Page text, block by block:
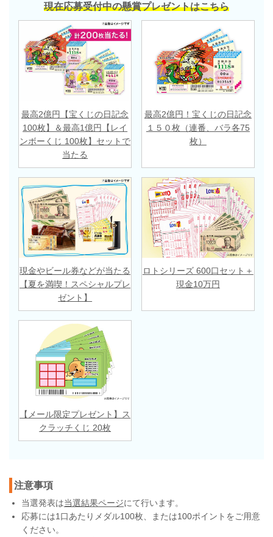
現在応募受付中の懸賞プレゼントはこちら
最高2億円【宝くじの日記念
100枚】＆最高1億円【レイ
ンボーくじ 100枚】セットで
当たる
最高2億円！宝くじの日記念
１５０枚（連番、バラ各75
枚）
現金やビール券などが当たる
【夏を満喫！スペシャルプレ
ゼント】
ロトシリーズ 600口セット＋
現金10万円
【メール限定プレゼント】ス
クラッチくじ 20枚
注意事項
当選発表は当選結果ページにて行います。
応募には1口あたりメダル100枚、または100ポイントをご用意
ください。